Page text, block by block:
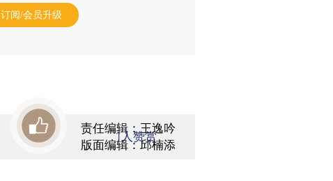
订阅/会员升级
责任编辑：王逸吟
版面编辑：邱楠添
1人赞赏